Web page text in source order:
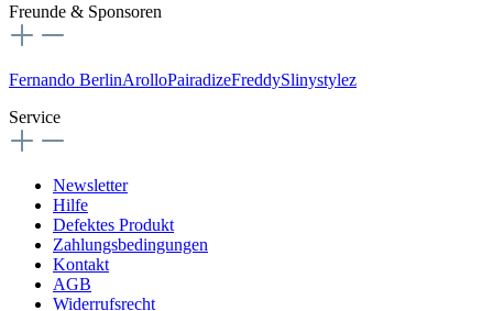
Freunde & Sponsoren
Fernando BerlinArolloPairadizeFreddySlinystylez
Service
Newsletter
Hilfe
Defektes Produkt
Zahlungsbedingungen
Kontakt
AGB
Widerrufsrecht